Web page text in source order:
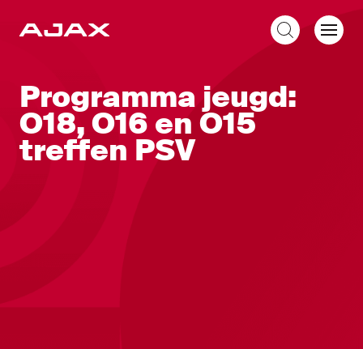
Programma jeugd:
O18, O16 en O15
treffen PSV